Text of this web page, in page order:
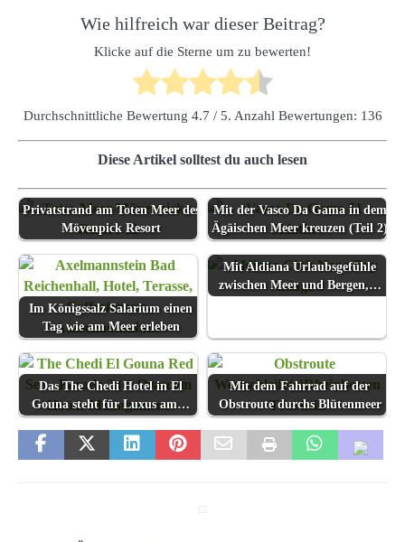
Wie hilfreich war dieser Beitrag?
Klicke auf die Sterne um zu bewerten!
Durchschnittliche Bewertung 4.7 / 5. Anzahl Bewertungen: 136
Diese Artikel solltest du auch lesen
Privatstrand am Toten Meer des
Mövenpick Resort
Mit der Vasco Da Gama in dem
Ägäischen Meer kreuzen (Teil 2)
Im Königssalz Salarium einen
Tag wie am Meer erleben
Mit Aldiana Urlaubsgefühle
zwischen Meer und Bergen,…
Das The Chedi Hotel in El
Gouna steht für Luxus am…
Mit dem Fahrrad auf der
Obstroute durchs Blütenmeer